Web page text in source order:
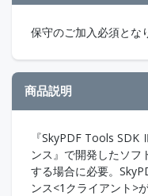
保守のご加入必須とな
商品説明
『SkyPDF Tools
ンス』で開発したソフ
する場合に必要。
ンス<1クライアント>